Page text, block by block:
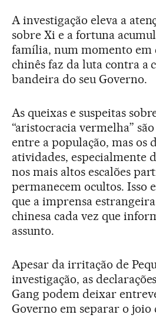
A investigação eleva a
sobre Xi e a fortuna
família, num momento em
chinês faz da luta contra a
bandeira do seu Governo.
As queixas e suspeitas
“aristocracia vermelha”
entre a população, mas os
atividades, especialmente
nos mais altos escalões
permanecem ocultos. Isso
que a imprensa
chinesa cada vez que
assunto.
Apesar da irritação de
investigação, as
Gang podem deixar
Governo em separar o joio